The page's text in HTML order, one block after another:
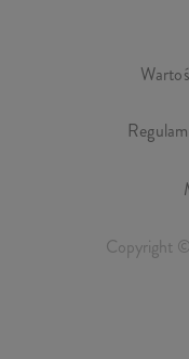
Copyright